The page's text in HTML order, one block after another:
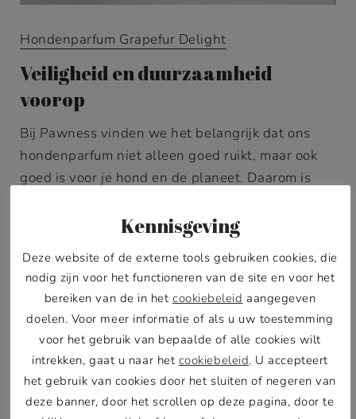
Hondenparfum Grapefur Delight
Veiligheid en duurzaamheid
voorop
Bij Pawness vinden we het belangrijk dat ons
hondenparfum niet alleen goed ruikt, maar ook
goed is voor je hond en de planeet. Daarom is
milde en natuurlijke ingrediënten. Het is volledig
schadelijke chemicaliën. Dit betekent dat het
hondenparfum veilig is voor honden van alle
leeftijden, inclusiefpuppy’s vanaf 12 weken
Daarnaast blijven we trouw aan onze missie om
onze ecologische pootafdruk zo klein mogelijk te
houden. Het hondenparfum wordt geleverd in
Kennisgeving
Deze website of de externe tools gebruiken cookies, die
nodig zijn voor het functioneren van de site en voor het
bereiken van de in het cookiebeleid aangegeven
doelen. Voor meer informatie of als u uw toestemming
voor het gebruik van bepaalde of alle cookies wilt
intrekken, gaat u naar het cookiebeleid. U accepteert
het gebruik van cookies door het sluiten of negeren van
deze banner, door het scrollen op deze pagina, door te